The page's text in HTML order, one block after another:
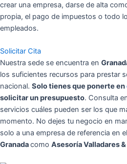
crear una empresa, darse de alta
propia, el pago de impuestos o todo
empleados.
Solicitar Cita
Nuestra sede se encuentra en
los suficientes recursos para prestar
nacional. Solo tienes que ponerte en
solicitar un presupuesto. Consulta
servicios cuáles pueden ser los que
momento. No dejes tu negocio en
solo a una empresa de referencia en
Granadacomo Asesoría Valladares